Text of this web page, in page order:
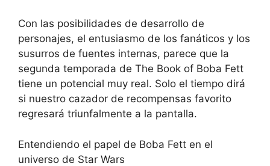
Con las posibilidades de desarrollo de
personajes, el entusiasmo de los fanáticos y los
susurros de fuentes internas, parece que la
segunda temporada de The Book of Boba Fett
tiene un potencial muy real. Solo el tiempo dirá
si nuestro cazador de recompensas favorito
regresará triunfalmente a la pantalla.
Entendiendo el papel de Boba Fett en el
universo de Star Wars